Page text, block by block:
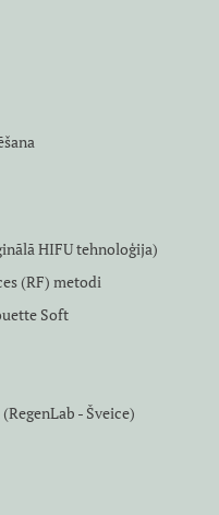
HIFU tehnoloģija)
(RF) metodi
Soft
- Šveice)